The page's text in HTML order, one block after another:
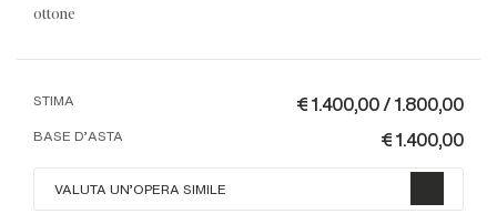
ottone
€ 1.400,00 / 1.800,00
STIMA
€ 1.400,00
BASE D'ASTA
VALUTA UN'OPERA SIMILE